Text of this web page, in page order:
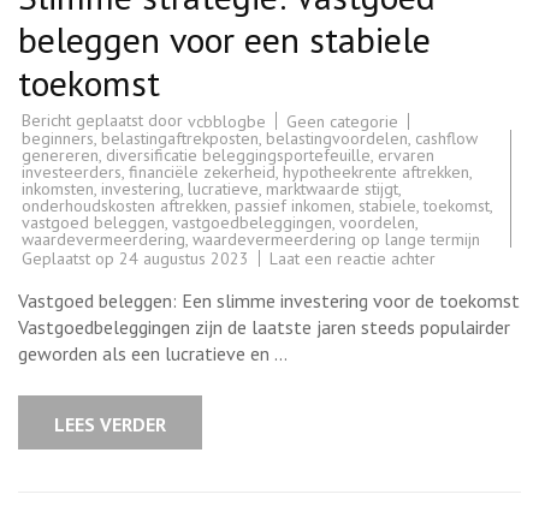
beleggen voor een stabiele
toekomst
Bericht geplaatst door vcbblogbe
Geen categorie
beginners, belastingaftrekposten, belastingvoordelen, cashflow
genereren, diversificatie beleggingsportefeuille, ervaren
investeerders, financiële zekerheid, hypotheekrente aftrekken,
inkomsten, investering, lucratieve, marktwaarde stijgt,
onderhoudskosten aftrekken, passief inkomen, stabiele,toekomst,
vastgoed beleggen, vastgoedbeleggingen, voordelen,
waardevermeerdering, waardevermeerdering op lange termijn
Geplaatst op 24 augustus 2023 Laat een reactie achterop
strategie:
Vastgoed
beleggen
voor
Vastgoed beleggen: Een slimme investering voor de toekomst
Vastgoedbeleggingen zijn de laatste jaren steeds populairder
geworden als een lucratieve en …
LEES VERDER